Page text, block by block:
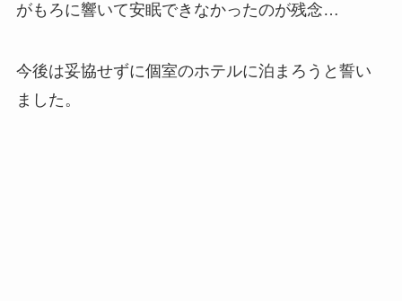
がもろに響いて安眠できなかったのが残念…
今後は妥協せずに個室のホテルに泊まろうと誓い
ました。